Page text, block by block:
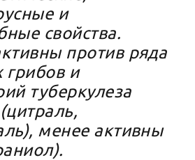
и
свойства.
против ряда
грибов и
туберкулеза
менее активны